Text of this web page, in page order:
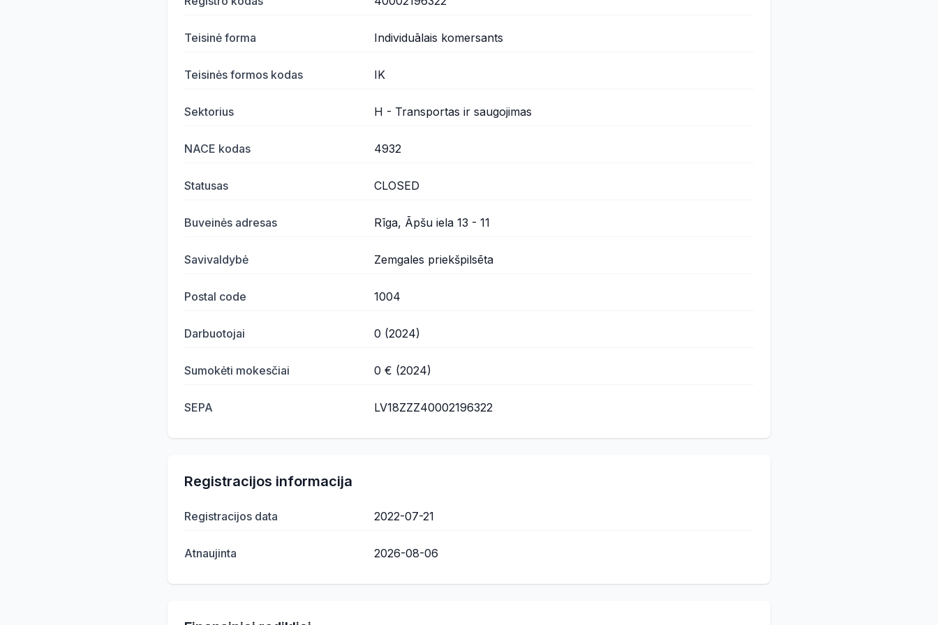
Teisinė forma Individuālais komersants
Teisinės formos kodas IK
Sektorius H - Transportas ir saugojimas
NACE kodas 4932
Statusas CLOSED
Buveinės adresas Rīga, Āpšu iela 13 - 11
Savivaldybė Zemgales priekšpilsēta
Postal code 1004
Darbuotojai 0 (2024)
Sumokėti mokesčiai 0 € (2024)
SEPA LV18ZZZ40002196322
Registracijos informacija
Registracijos data 2022-07-21
Atnaujinta 2026-08-06